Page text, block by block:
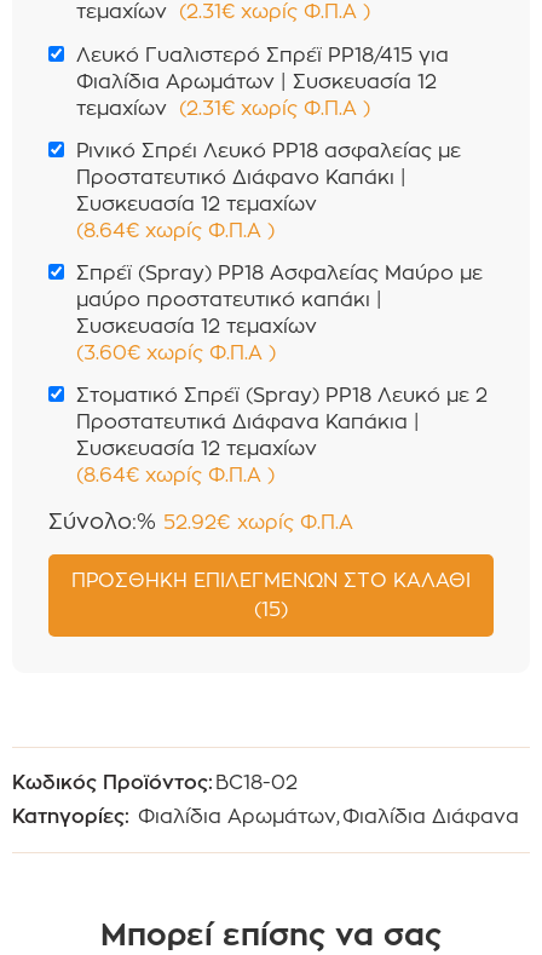
τεμαχίων (2.31€ χωρίς Φ.Π.Α )
Λευκό Γυαλιστερό Σπρέϊ PP18/415 για
Φιαλίδια Αρωμάτων | Συσκευασία 12
τεμαχίων (2.31€ χωρίς Φ.Π.Α )
Ρινικό Σπρέι Λευκό PP18 ασφαλείας με
Προστατευτικό Διάφανο Καπάκι |
Συσκευασία 12 τεμαχίων
(8.64€ χωρίς Φ.Π.Α )
Σπρέϊ (Spray) PP18 Ασφαλείας Μαύρο με
μαύρο προστατευτικό καπάκι |
Συσκευασία 12 τεμαχίων
(3.60€ χωρίς Φ.Π.Α )
Στοματικό Σπρέϊ (Spray) PP18 Λευκό με 2
Προστατευτικά Διάφανα Καπάκια |
Συσκευασία 12 τεμαχίων
(8.64€ χωρίς Φ.Π.Α )
Σύνολο:% 52.92€ χωρίς Φ.Π.Α
ΠΡΟΣΘΉΚΗ ΕΠΙΛΕΓΜΈΝΩΝ ΣΤΟ ΚΑΛΆΘΙ
(15)
Κωδικός Προϊόντος: BC18-02
Κατηγορίες: Φιαλίδια Αρωμάτων,Φιαλίδια Διάφανα
Μπορεί επίσης να σας